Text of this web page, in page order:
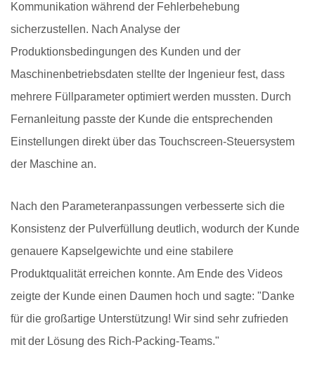
Kommunikation während der Fehlerbehebung
sicherzustellen. Nach Analyse der
Produktionsbedingungen des Kunden und der
Maschinenbetriebsdaten stellte der Ingenieur fest, dass
mehrere Füllparameter optimiert werden mussten. Durch
Fernanleitung passte der Kunde die entsprechenden
Einstellungen direkt über das Touchscreen-Steuersystem
der Maschine an.
Nach den Parameteranpassungen verbesserte sich die
Konsistenz der Pulverfüllung deutlich, wodurch der Kunde
genauere Kapselgewichte und eine stabilere
Produktqualität erreichen konnte. Am Ende des Videos
zeigte der Kunde einen Daumen hoch und sagte: "Danke
für die großartige Unterstützung! Wir sind sehr zufrieden
mit der Lösung des Rich-Packing-Teams."